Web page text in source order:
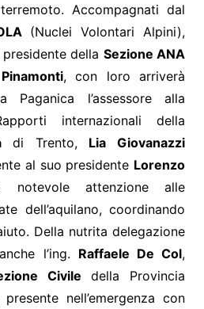
Accompagnati dal
(Nuclei Volontari Alpini),
della Sezione ANA
, con loro arriverà
l’assessore alla
internazionali della
di Trento, Lia Giovanazzi
al suo presidente Lorenzo
notevole attenzione alle
dell’aquilano, coordinando
Della nutrita delegazione
l’ing. Raffaele De Col,
Civile della Provincia
nell’emergenza con